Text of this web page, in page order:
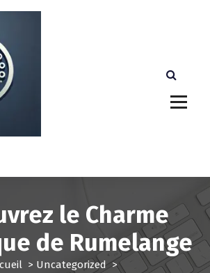
le Charme
de Rumelange
> Uncategorized>